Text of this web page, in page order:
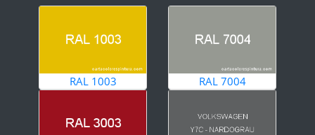
RAL 1003 RAL 7004